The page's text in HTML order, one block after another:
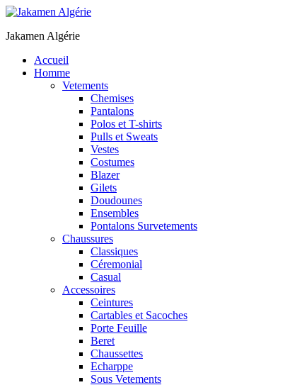
Jakamen Algérie
Accueil
Homme
Vetements
Chemises
Pantalons
Polos et T-shirts
Pulls et Sweats
Vestes
Costumes
Blazer
Gilets
Doudounes
Ensembles
Pontalons Survetements
Chaussures
Classiques
Céremonial
Casual
Accessoires
Ceintures
Cartables et Sacoches
Porte Feuille
Beret
Chaussettes
Echarppe
Sous Vetements